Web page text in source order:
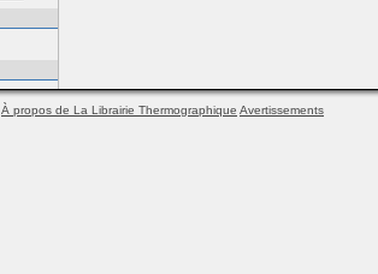
À propos de La Librairie Thermographique Avertissements